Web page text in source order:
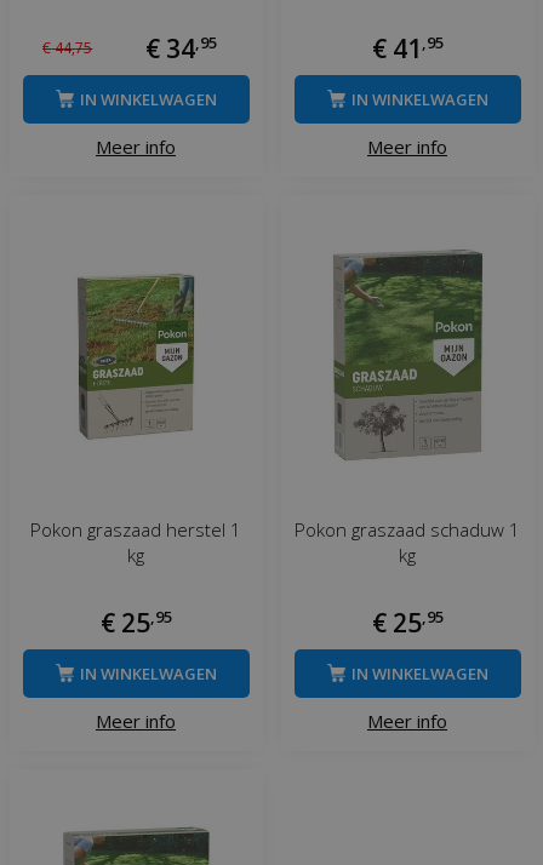
€44,75 € 34,95
Meer info
IN WINKELWAGEN
€ 41 ,95
Meer info
IN WINKELWAGEN
Pokon graszaad herstel 1
kg
€ 25,95
Meer info
IN WINKELWAGEN
Pokon graszaad schaduw 1
kg
€ 25,95
Meer info
IN WINKELWAGEN